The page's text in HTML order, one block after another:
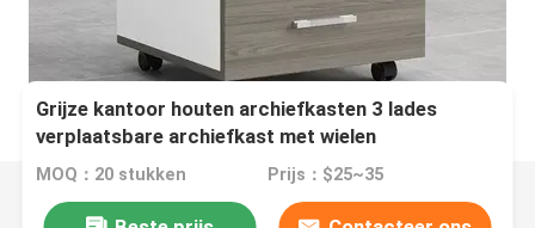
Grijze kantoor houten archiefkasten 3 lades
verplaatsbare archiefkast met wielen
MOQ：20 stukken Prijs：$25~35